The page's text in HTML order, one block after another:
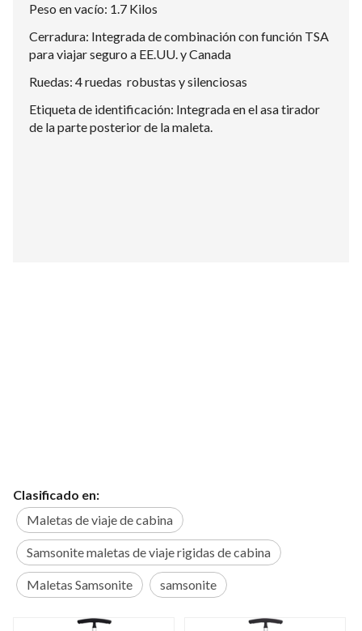
Peso en vacío: 1.7 Kilos
Cerradura: Integrada de combinación con función TSA
para viajar seguro a EE.UU. y Canada
Ruedas: 4 ruedas robustas y silenciosas
Etiqueta de identificación: Integrada en el asa tirador
de la parte posterior de la maleta.
Clasificado en:
Maletas de viaje de cabina
Samsonite maletas de viaje rigidas de cabina
Maletas Samsonite samsonite